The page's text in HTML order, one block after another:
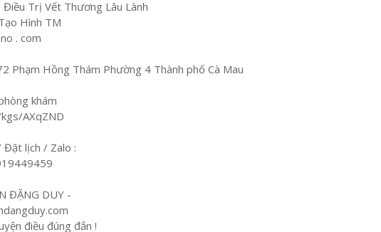
Điều Trị Vết Thương Lâu Lành
Hình TM
. com
Phạm Hồng Thám Phường 4 Thành phố Cà Mau
khám
AXqZND
lịch / Zalo :
ĐẶNG DUY -
điều đúng đắn !